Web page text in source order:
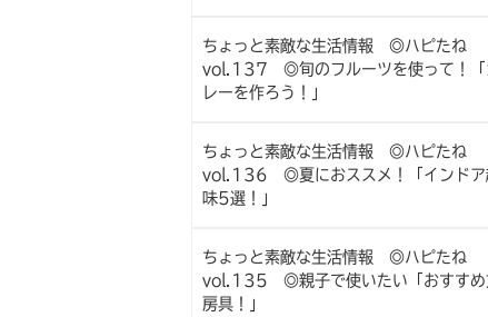
ちょっと素敵な生活情報 ◎ハピたね
vol.137 ◎旬のフルーツを使って！「
レーを作ろう！」
ちょっと素敵な生活情報 ◎ハピたね
vol.136 ◎夏におススメ！「インドア
味5選！」
ちょっと素敵な生活情報 ◎ハピたね
vol.135 ◎親子で使いたい「おすすめ
房具！」